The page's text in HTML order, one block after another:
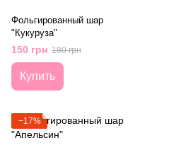
Фольгированный шар
"Кукуруза"
150 грн 180 грн
Купить
−17%